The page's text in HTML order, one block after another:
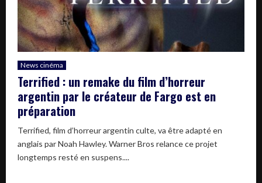
News cinéma
Terrified : un remake du film d’horreur
argentin par le créateur de Fargo est en
préparation
Terrified, film d’horreur argentin culte, va être adapté en
anglais par Noah Hawley. Warner Bros relance ce projet
longtemps resté en suspens....